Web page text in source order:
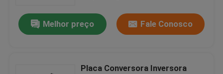
Melhor preço Fale Conosco
Placa Conversora Inversora